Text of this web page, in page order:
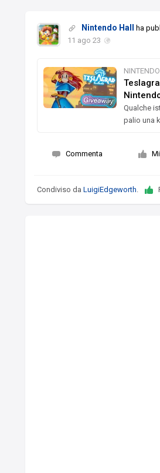
Nintendo Hall
ha
11 ago 23
Qualche
palio una
Commenta
Condiviso daLuigiEdgeworth.